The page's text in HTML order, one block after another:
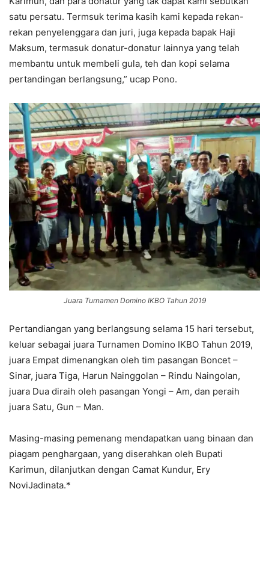
satu persatu. Termsuk terima kasih kami kepada rekan-
rekan penyelenggara dan juri, juga kepada bapak Haji
Maksum, termasuk donatur-donatur lainnya yang telah
membantu untuk membeli gula, teh dan kopi selama
pertandingan berlangsung,” ucap Pono.
Juara Turnamen Domino IKBO Tahun 2019
Pertandiangan yang berlangsung selama 15 hari tersebut,
keluar sebagai juara Turnamen Domino IKBO Tahun 2019,
juara Empat dimenangkan oleh tim pasangan Boncet –
Sinar, juara Tiga, Harun Nainggolan – Rindu Naingolan,
juara Dua diraih oleh pasangan Yongi – Am, dan peraih
juara Satu, Gun – Man.
Masing-masing pemenang mendapatkan uang binaan dan
piagam penghargaan, yang diserahkan oleh Bupati
Karimun, dilanjutkan dengan Camat Kundur, Ery
NoviJadinata.*